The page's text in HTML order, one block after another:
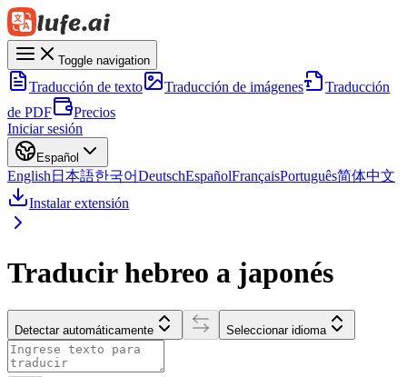
Toggle navigation
Traducción de texto Traducción de imágenes
Traducción
de PDF
Precios
Iniciar sesión
Español
English 日本語한국어DeutschEspañolFrançaisPortuguês简体中文
Instalar extensión
Traducir hebreo a japonés
Detectar automáticamente Seleccionar idioma